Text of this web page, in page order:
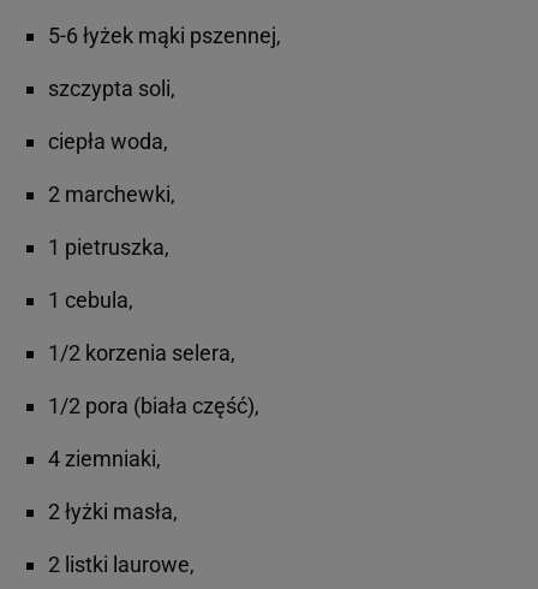
5-6 łyżek mąki pszennej,
szczypta soli,
ciepła woda,
2 marchewki,
1 pietruszka,
1 cebula,
1/2 korzenia selera,
1/2 pora (biała część),
4 ziemniaki,
2 łyżki masła,
2 listki laurowe,